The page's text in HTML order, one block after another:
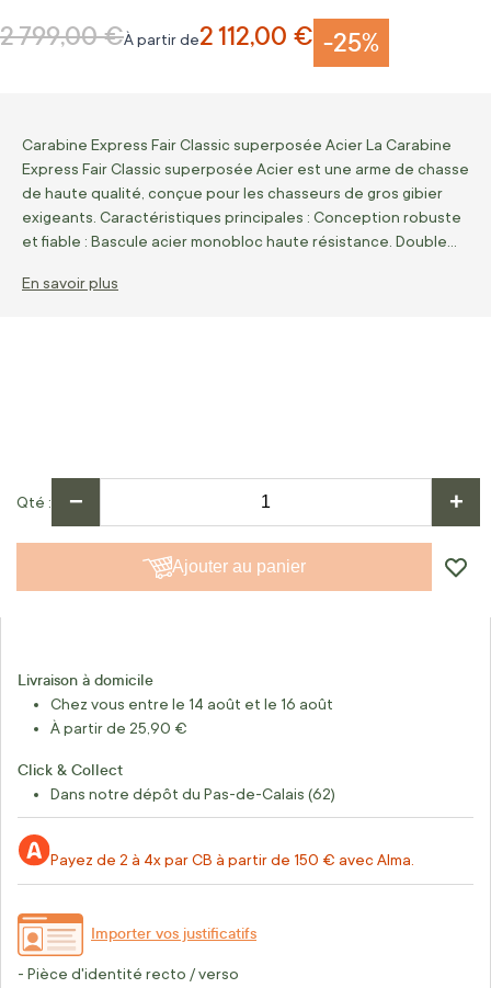
-25%
À partir de2 112,00 €
Prix normal
2 799,00 €
Carabine Express Fair Classic superposée Acier La Carabine
Express Fair Classic superposée Acier est une arme de chasse
de haute qualité, conçue pour les chasseurs de gros gibier
exigeants. Caractéristiques principales : Conception robuste
et fiable : Bascule acier monobloc haute résistance. Double…
En savoir plus
Qté − +
Ajouter au panier
Livraison à domicile
Chez vous entre le 14 août et le 16 août
À partir de 25,90 €
Click & Collect
Dans notre dépôt du Pas-de-Calais (62)
Payez de 2 à 4x par CB à partir de 150 € avec Alma.
Importer vos justificatifs
- Pièce d'identité recto / verso